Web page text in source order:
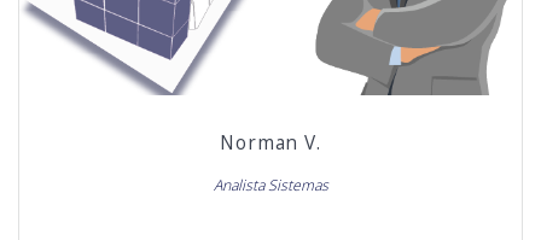
Norman V.
Analista Sistemas